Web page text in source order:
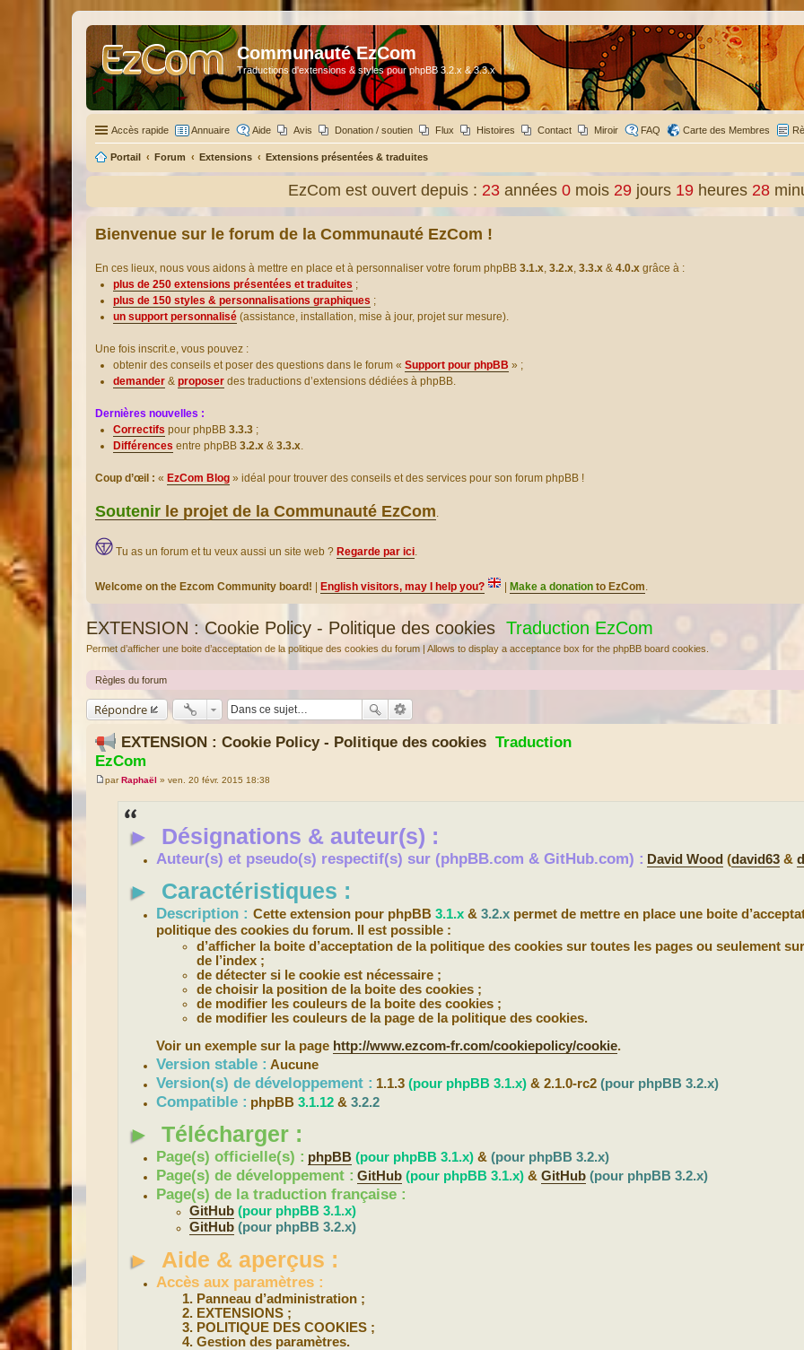
Communauté EzCom
Traductions d'extensions & styles pour phpBB 3.2.x & 3.3.x
Accès rapide Annuaire Aide Avis Donation / soutien Flux Histoires Contact Miroir FAQ Carte des Membres
Portail Forum Extensions Extensions présentées & traduites
EzCom est ouvert depuis : 23 années 0 mois 29 jours 19 heures 28
Bienvenue sur le forum de la Communauté EzCom !
En ces lieux, nous vous aidons à mettre en place et à personnaliser votre forum phpBB 3.1.x, 3.2.x, 3.3.x & 4.0.x grâce à :
plus de 250 extensions présentées et traduites ;
plus de 150 styles & personnalisations graphiques ;
un support personnalisé (assistance, installation, mise à jour, projet sur mesure).
Une fois inscrit.e, vous pouvez :
obtenir des conseils et poser des questions dans le forum « Support pour phpBB » ;
demander & proposer des traductions d’extensions dédiées à phpBB.
Dernières nouvelles :
Correctifs pour phpBB 3.3.3 ;
Différences entre phpBB 3.2.x & 3.3.x.
Coup d’œil : « EzCom Blog » idéal pour trouver des conseils et des services pour son forum phpBB !
Soutenir le projet de la Communauté EzCom.
Tu as un forum et tu veux aussi un site web ? Regarde par ici.
Welcome on the Ezcom Community board! English visitors, may I help you? Make a donation to EzCom.
EXTENSION : Cookie Policy - Politique des cookies Traduction EzCom
Permet d’afficher une boite d’acceptation de la politique des cookies du forum | Allows to display a acceptance box for the phpBB board cookies.
Règles du forum
Répondre
EXTENSION : Cookie Policy - Politique des cookies Traduction
EzCom
M
parRaphaël » ven. 20 févr. 2015 18:38
► Désignations & auteur(s) :
Auteur(s) et pseudo(s) respectif(s) sur (phpBB.com & GitHub.com) : David Wood (david63 &
► Caractéristiques :
Description :Cette extension pour phpBB3.1.x &3.2.x permet de mettre en place une boite
politique des cookies du forum. Il est possible :
d’afficher la boite d’acceptation de la politique des cookies sur toutes les pages ou seulement
de l’index ;
de détecter si le cookie est nécessaire ;
de choisir la position de la boite des cookies ;
de modifier les couleurs de la boite des cookies ;
de modifier les couleurs de la page de la politique des cookies.
Voir un exemple sur la page http://www.ezcom-fr.com/cookiepolicy/cookie.
Version stable : Aucune
Version(s) de développement : 1.1.3(pour phpBB 3.1.x) & 2.1.0-rc2(pour phpBB 3.2.x)
Compatible : phpBB3.1.12 &3.2.2
► Télécharger :
Page(s) officielle(s) : phpBB (pour phpBB 3.1.x) &(pour phpBB 3.2.x)
Page(s) de développement : GitHub (pour phpBB 3.1.x) &GitHub (pour phpBB 3.2.x)
Page(s) de la traduction française :
GitHub (pour phpBB 3.1.x)
GitHub (pour phpBB 3.2.x)
► Aide & aperçus :
Accès aux paramètres :
Panneau d’administration ;
EXTENSIONS ;
POLITIQUE DES COOKIES ;
Gestion des paramètres.